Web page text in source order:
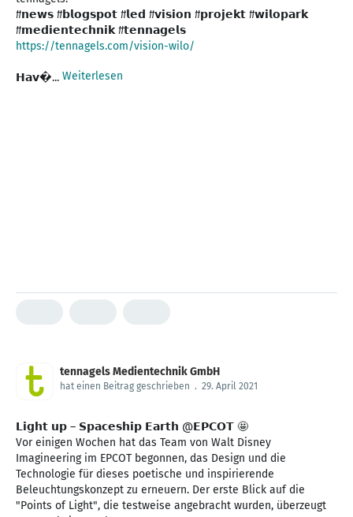
#𝗻𝗲𝘄𝘀 #𝗯𝗹𝗼𝗴𝘀𝗽𝗼𝘁 #𝗹𝗲𝗱 #𝘃𝗶𝘀𝗶𝗼𝗻 #𝗽𝗿𝗼𝗷𝗲𝗸𝘁 #𝘄𝗶𝗹𝗼𝗽𝗮𝗿𝗸
https://tennagels.com/vision-wilo/
𝗛𝗮𝘃�... Weiterlesen
tennagels Medientechnik GmbH
hat einen Beitrag geschrieben . 29. April 2021
𝗟𝗶𝗴𝗵𝘁 𝘂𝗽 – 𝗦𝗽𝗮𝗰𝗲𝘀𝗵𝗶𝗽 𝗘𝗮𝗿𝘁𝗵 @𝗘𝗣𝗖𝗢𝗧 🤩
Vor einigen Wochen hat das Team von Walt Disney
Imagineering im EPCOT begonnen, das Design und die
Technologie für dieses poetische und inspirierende
Beleuchtungskonzept zu erneuern. Der erste Blick auf die
"Points of Light", die testweise angebracht wurden, überzeugt